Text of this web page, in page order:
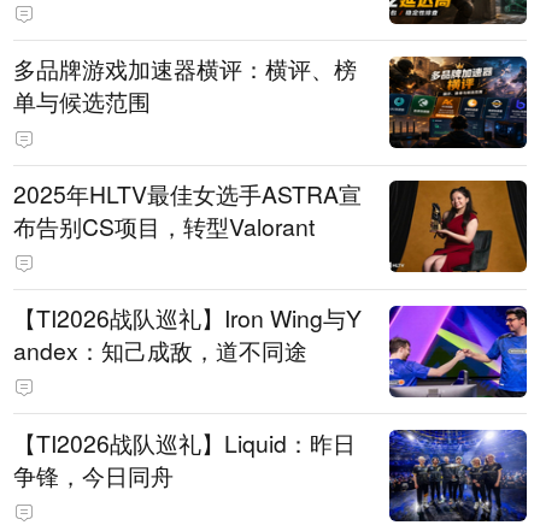
多品牌游戏加速器横评：横评、榜
单与候选范围
2025年HLTV最佳女选手ASTRA宣
布告别CS项目，转型Valorant
【TI2026战队巡礼】Iron Wing与Y
andex：知己成敌，道不同途
【TI2026战队巡礼】Liquid：昨日
争锋，今日同舟